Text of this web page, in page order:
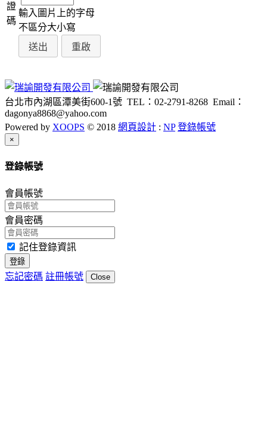
證
碼
輸入圖片上的字母
不區分大小寫
台北市內湖區潭美街600-1號 TEL：02-2791-8268 Email：
dagonya8868@yahoo.com
Powered by XOOPS © 2018 網頁設計 : NP 登錄帳號
×
登錄帳號
會員帳號
會員密碼
記住登錄資訊
登錄
忘記密碼 註冊帳號 Close